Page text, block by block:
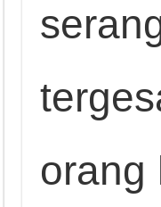
orang